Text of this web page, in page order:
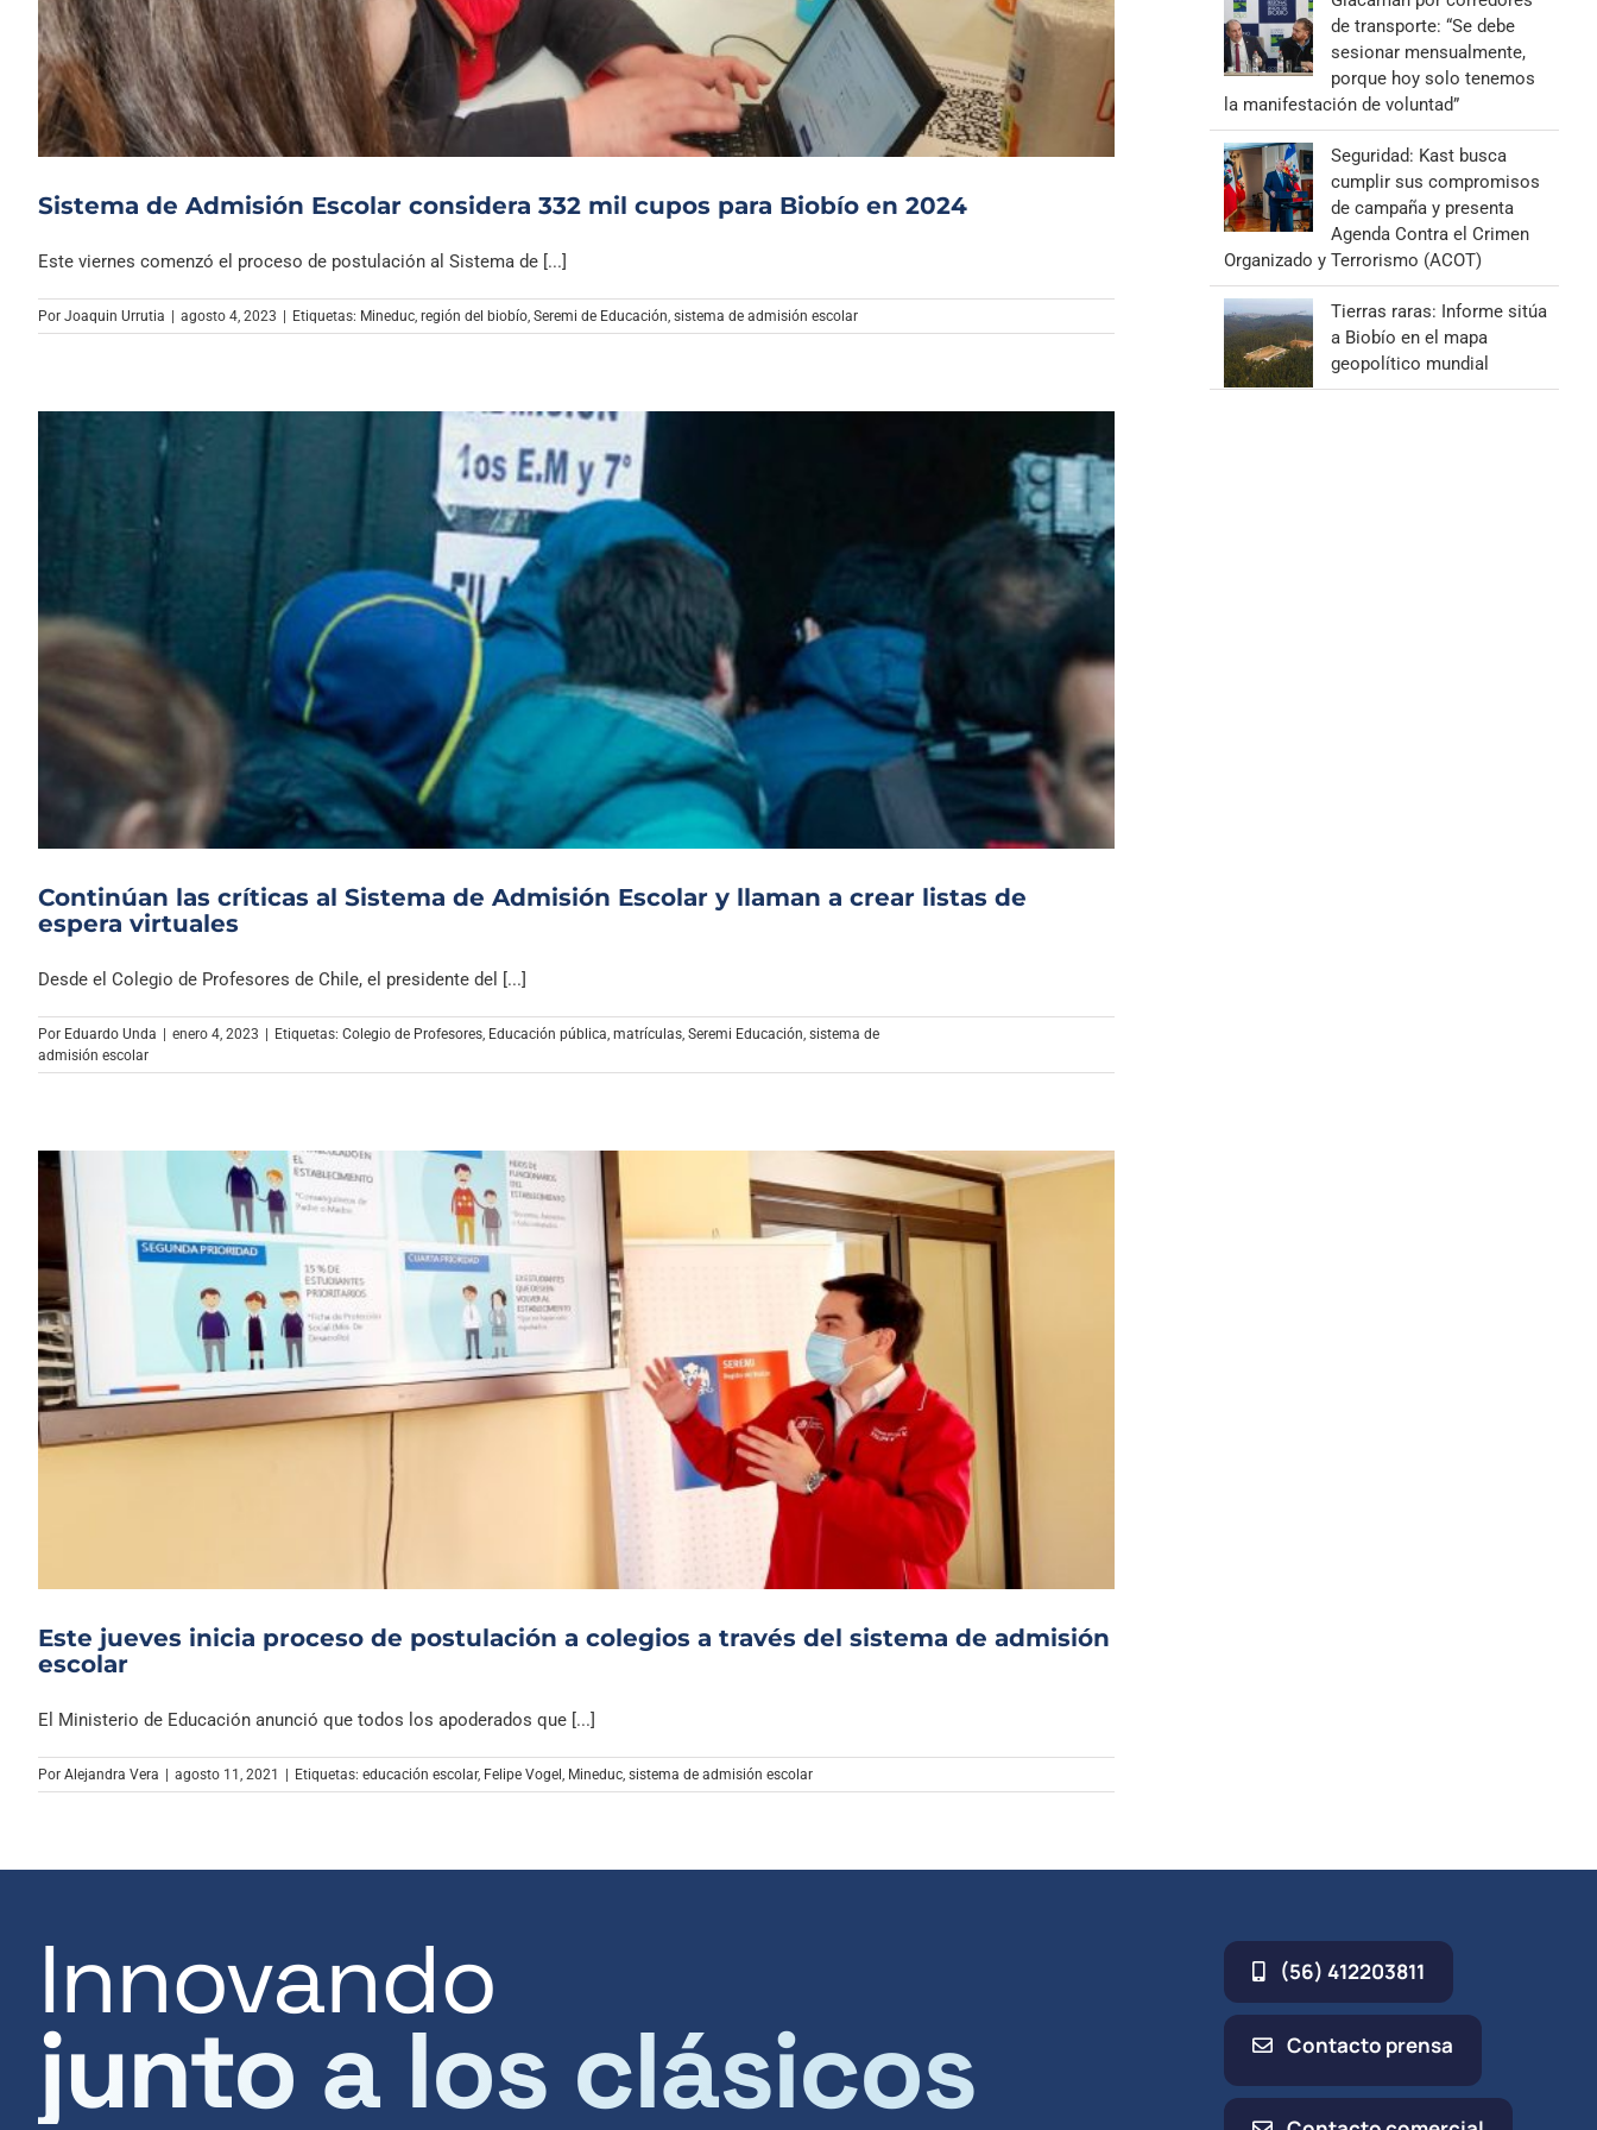
Archivo Sonoro
Sistema de Admisión Escolar considera 332 mil cupos para Biobío en 2024
Este viernes comenzó el proceso de postulación al Sistema de [...]
Por Joaquin Urrutia agosto 4, 2023 Etiquetas: Mineduc, región del biobío, Seremi de Educación, sistema de admisión escolar
Continúan las críticas al Sistema de Admisión Escolar y llaman a crear listas de
espera virtuales
Desde el Colegio de Profesores de Chile, el presidente del [...]
Por Eduardo Unda enero 4, 2023 Etiquetas: Colegio de Profesores, Educación pública, matrículas, Seremi Educación, sistema de
admisión escolar
Este jueves inicia proceso de postulación a colegios a través del sistema de admisión
escolar
El Ministerio de Educación anunció que todos los apoderados que [...]
Por Alejandra Vera | agosto 11, 2021 | Etiquetas: educación escolar, Felipe Vogel Mineduc sistema de admisión escolar
de transporte: “Se debe
sesionar mensualmente,
porque hoy solo tenemos
la manifestación de voluntad”
Seguridad: Kast busca
cumplir sus compromisos
de campaña y presenta
Agenda Contra el Crimen
Organizado y Terrorismo (ACOT)
Tierras raras: Informe sitúa
a Biobío en el mapa
geopolítico mundial
Innovando
junto a los clásicos
(56) 412203811
Contacto prensa